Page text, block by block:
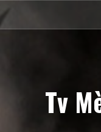
au
contenu
Tv